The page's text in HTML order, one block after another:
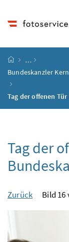
Startseite
…
Bundeskanzler
Tag der offenen
Tag der
Zurück Bild 16